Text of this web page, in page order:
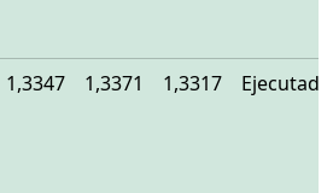
1,3347 1,3371 1,3317 Ejecutado